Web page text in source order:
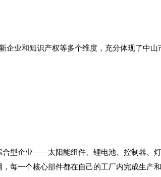
企业和知识产权等多个维度，充分体现了中山
合型企业——太阳能组件、锂电池、控制器、
每一个核心部件都在自己的工厂内完成生产